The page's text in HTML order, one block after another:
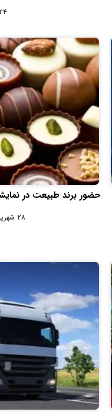
۲۴ آبان ۱۴۰۴
حضور برند طبیعت در
۲۸ شهریور ۱۴۰۴ - ۱۱:۲۹